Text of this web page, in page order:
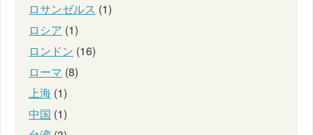
ロサンゼルス (1)
ロシア (1)
ロンドン (16)
ローマ (8)
上海 (1)
中国 (1)